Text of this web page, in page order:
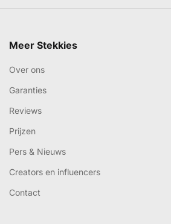
Meer Stekkies
Over ons
Garanties
Reviews
Prijzen
Pers & Nieuws
Creators en influencers
Contact